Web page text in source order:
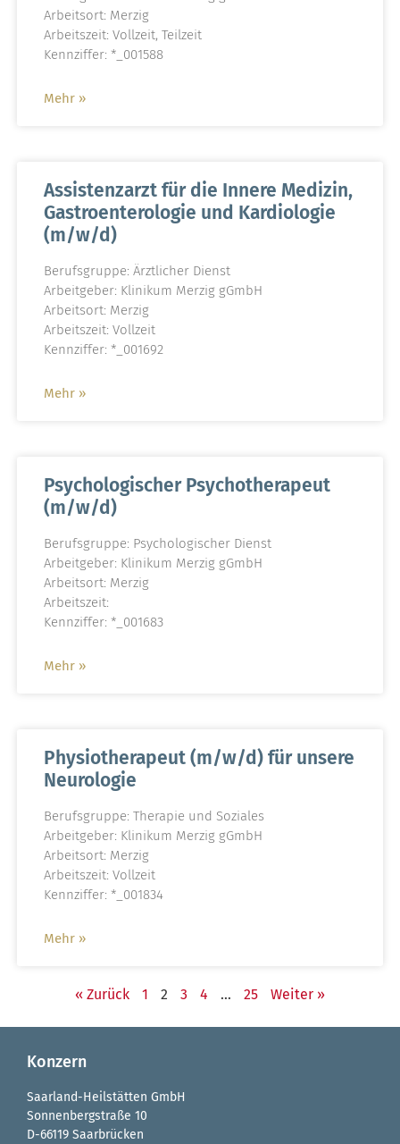
Arbeitsort: Merzig
Arbeitszeit: Vollzeit, Teilzeit
Kennziffer: *_001588
Mehr »
Assistenzarzt für die Innere Medizin,
Gastroenterologie und Kardiologie
(m/w/d)
Berufsgruppe: Ärztlicher Dienst
Arbeitgeber: Klinikum Merzig gGmbH
Arbeitsort: Merzig
Arbeitszeit: Vollzeit
Kennziffer: *_001692
Mehr »
Psychologischer Psychotherapeut
(m/w/d)
Berufsgruppe: Psychologischer Dienst
Arbeitgeber: Klinikum Merzig gGmbH
Arbeitsort: Merzig
Arbeitszeit:
Kennziffer: *_001683
Mehr »
Physiotherapeut (m/w/d) für unsere
Neurologie
Berufsgruppe: Therapie und Soziales
Arbeitgeber: Klinikum Merzig gGmbH
Arbeitsort: Merzig
Arbeitszeit: Vollzeit
Kennziffer: *_001834
Mehr »
« Zurück 1 2 3 4 … 25 Weiter »
Konzern
Saarland-Heilstätten GmbH
Sonnenbergstraße 10
D-66119 Saarbrücken